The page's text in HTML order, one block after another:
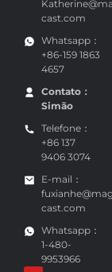
cast.com
Whatsapp：
+86-159 1863
4657
Contato：
Simão
Telefone：
+86 137
9406 3074
E-mail：
cast.com
Whatsapp：
1-480-
9953966